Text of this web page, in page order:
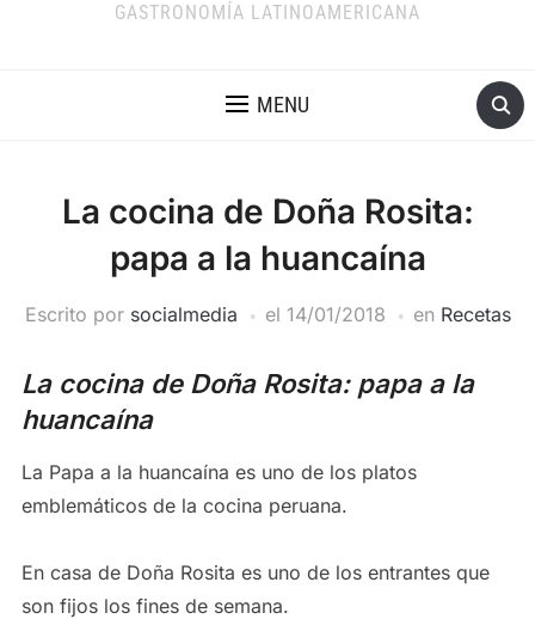
GASTRONOMÍA LATINOAMERICANA
MENU
La cocina de Doña Rosita:
papa a la huancaína
Escrito por socialmedia el 14/01/2018 en Recetas
La cocina de Doña Rosita: papa a la
huancaína
La Papa a la huancaína es uno de los platos
emblemáticos de la cocina peruana.
En casa de Doña Rosita es uno de los entrantes que
son fijos los fines de semana.